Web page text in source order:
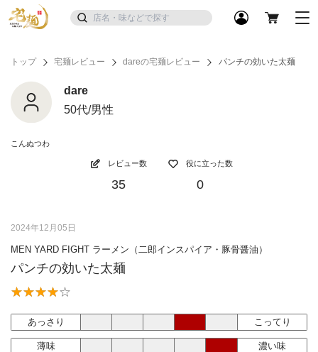
トップ 宅麺レビュー dareの宅麺レビュー パンチの効いた太麺
dare
50代/男性
こんぬつわ
レビュー数
35
役に立った数
0
2024年12月05日
MEN YARD FIGHT ラーメン（二郎インスパイア・豚骨醤油）
パンチの効いた太麺
あっさり こってり
薄味 濃い味